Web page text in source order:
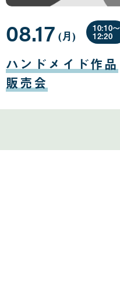
ハンドメイド作品
販売会
08.17
月
17
日
(月曜
日
)
10:10〜
12:20